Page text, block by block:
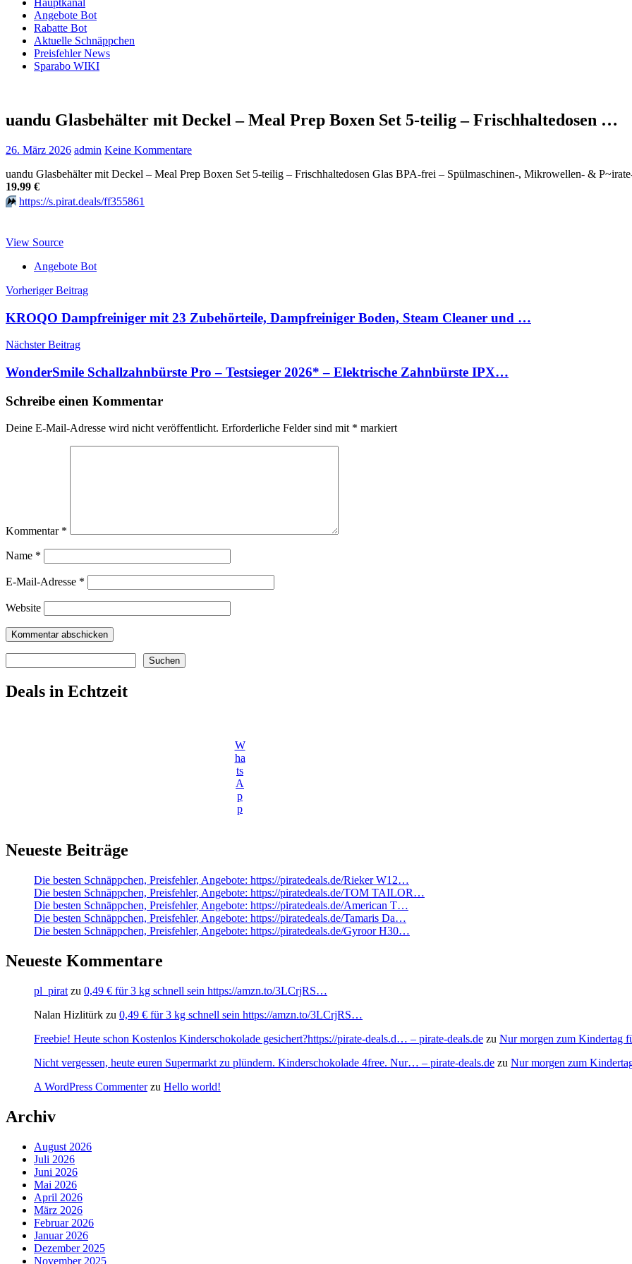
Hauptkanal
Angebote Bot
Rabatte Bot
Aktuelle Schnäppchen
Preisfehler News
Sparabo WIKI
uandu Glasbehälter mit Deckel – Meal Prep Boxen Set 5-teilig – Frischhaltedosen …
26. März 2026 admin Keine Kommentare
uandu Glasbehälter mit Deckel – Meal Prep Boxen Set 5-teilig – Frischhaltedosen Glas BPA-frei – Spülmaschinen-, Mikrowellen- &
19.99 €
⏩️ https://s.pirat.deals/ff355861
View Source
Angebote Bot
Beitragsnavigation
Vorheriger Beitrag
KROQO Dampfreiniger mit 23 Zubehörteile, Dampfreiniger Boden, Steam Cleaner und …
Nächster Beitrag
WonderSmile Schallzahnbürste Pro – Testsieger 2026* – Elektrische Zahnbürste IPX…
Schreibe einen Kommentar
Deine E-Mail-Adresse wird nicht veröffentlicht. Erforderliche Felder sind mit * markiert
Kommentar *
Name *
E-Mail-Adresse *
Website
Suchen
Deals in Echtzeit
W
ha
ts
A
p
p
Neueste Beiträge
Die besten Schnäppchen, Preisfehler, Angebote: https://piratedeals.de/Rieker W12…
Die besten Schnäppchen, Preisfehler, Angebote: https://piratedeals.de/TOM TAILOR…
Die besten Schnäppchen, Preisfehler, Angebote: https://piratedeals.de/American T…
Die besten Schnäppchen, Preisfehler, Angebote: https://piratedeals.de/Tamaris Da…
Die besten Schnäppchen, Preisfehler, Angebote: https://piratedeals.de/Gyroor H30…
Neueste Kommentare
pl_pirat zu 0,49 € für 3 kg schnell sein https://amzn.to/3LCrjRS…
Nalan Hizlitürk zu 0,49 € für 3 kg schnell sein https://amzn.to/3LCrjRS…
Freebie! Heute schon Kostenlos Kinderschokolade gesichert?https://pirate-deals.d… – pirate-deals.de zu Nur morgen zum Kindertag
Nicht vergessen, heute euren Supermarkt zu plündern. Kinderschokolade 4free. Nur… – pirate-deals.de zu Nur morgen zum
A WordPress Commenterzu Hello world!
Archiv
August 2026
Juli 2026
Juni 2026
Mai 2026
April 2026
März 2026
Februar 2026
Januar 2026
Dezember 2025
November 2025